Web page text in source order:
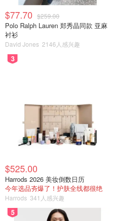
$77.70 $259.00
Polo Ralph Lauren 郑秀晶同款 亚麻
衬衫
David Jones 2146人感兴趣
3
$525.00
Harrods 2026 美妆倒数日历
今年选品夯爆了！护肤全线都很绝
Harrods 341人感兴趣
5